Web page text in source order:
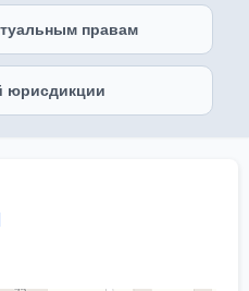
правам
юрисдикции